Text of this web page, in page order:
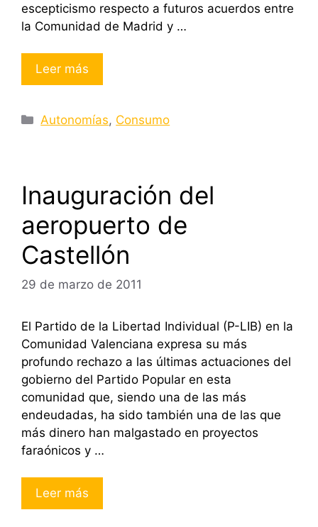
escepticismo respecto a futuros acuerdos entre
la Comunidad de Madrid y …
Leer más
Categorías
Autonomías, Consumo
Inauguración del
aeropuerto de
Castellón
29 de marzo de 2011
El Partido de la Libertad Individual (P-LIB) en la
Comunidad Valenciana expresa su más
profundo rechazo a las últimas actuaciones del
gobierno del Partido Popular en esta
comunidad que, siendo una de las más
endeudadas, ha sido también una de las que
más dinero han malgastado en proyectos
faraónicos y …
Leer más